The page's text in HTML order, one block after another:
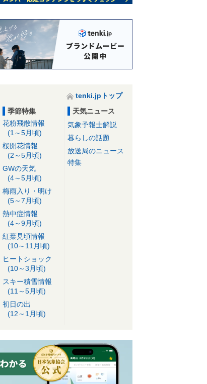
tenki.jpトップ
季節特集
花粉飛散情報
(1～5月頃)
桜開花情報
(2～5月頃)
GWの天気
(4～5月頃)
梅雨入り・明け
(5～7月頃)
熱中症情報
(4～9月頃)
紅葉見頃情報
(10～11月頃)
ヒートショック
(10～3月頃)
スキー積雪情報
(11～5月頃)
初日の出
(12～1月頃)
天気ニュース
気象予報士解説
暮らしの話題
放送局のニュース
特集